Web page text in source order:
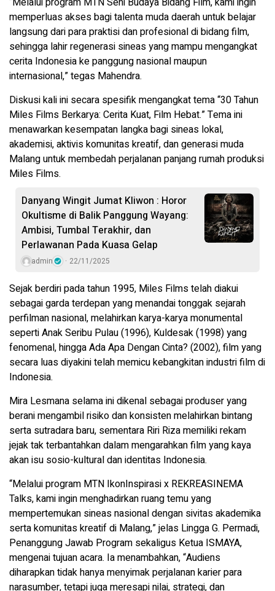
memperluas akses bagi talenta muda daerah untuk belajar
langsung dari para praktisi dan profesional di bidang film,
sehingga lahir regenerasi sineas yang mampu mengangkat
cerita Indonesia ke panggung nasional maupun
internasional,” tegas Mahendra.
Diskusi kali ini secara spesifik mengangkat tema “30 Tahun
Miles Films Berkarya: Cerita Kuat, Film Hebat.” Tema ini
menawarkan kesempatan langka bagi sineas lokal,
akademisi, aktivis komunitas kreatif, dan generasi muda
Malang untuk membedah perjalanan panjang rumah produksi
Miles Films.
Danyang Wingit Jumat Kliwon : Horor
Okultisme di Balik Panggung Wayang:
Ambisi, Tumbal Terakhir, dan
Perlawanan Pada Kuasa Gelap
admin 22/11/2025
Sejak berdiri pada tahun 1995, Miles Films telah diakui
sebagai garda terdepan yang menandai tonggak sejarah
perfilman nasional, melahirkan karya-karya monumental
seperti Anak Seribu Pulau (1996), Kuldesak (1998) yang
fenomenal, hingga Ada Apa Dengan Cinta? (2002), film yang
secara luas diyakini telah memicu kebangkitan industri film di
Indonesia.
Mira Lesmana selama ini dikenal sebagai produser yang
berani mengambil risiko dan konsisten melahirkan bintang
serta sutradara baru, sementara Riri Riza memiliki rekam
jejak tak terbantahkan dalam mengarahkan film yang kaya
akan isu sosio-kultural dan identitas Indonesia.
“Melalui program MTN IkonInspirasi x REKREASINEMA
Talks, kami ingin menghadirkan ruang temu yang
mempertemukan sineas nasional dengan sivitas akademika
serta komunitas kreatif di Malang,” jelas Lingga G. Permadi,
Penanggung Jawab Program sekaligus Ketua ISMAYA,
mengenai tujuan acara. Ia menambahkan, “Audiens
diharapkan tidak hanya menyimak perjalanan karier para
narasumber, tetapi juga meresapi nilai, strategi, dan